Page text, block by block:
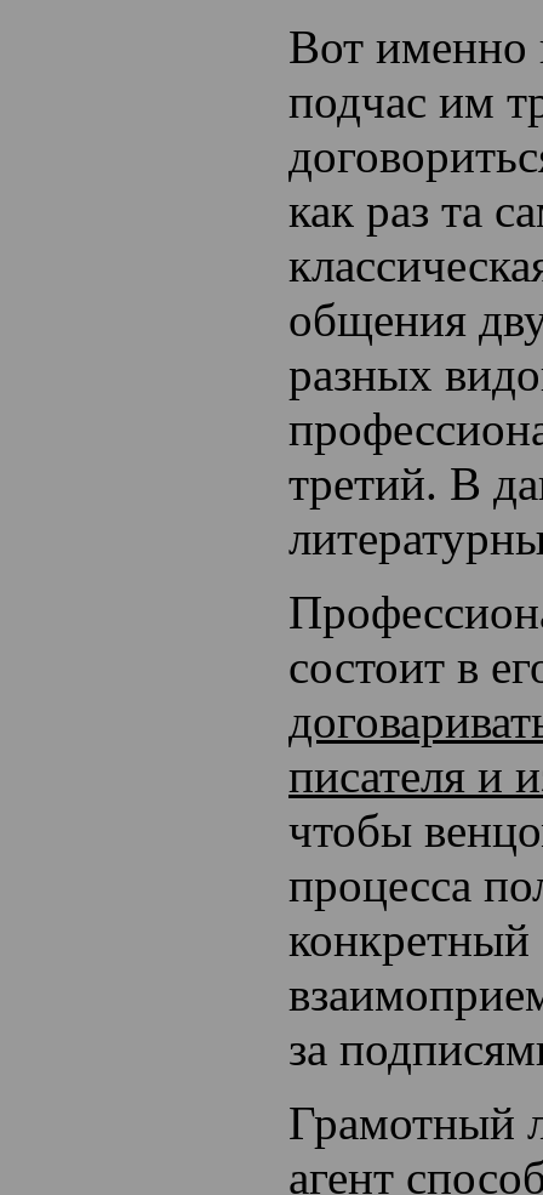
Вот именно
подчас им
как раз та
общения
разных
третий. В
состоит в
писателя и
чтобы
процесса
конкретный
за
Грамотный
агент